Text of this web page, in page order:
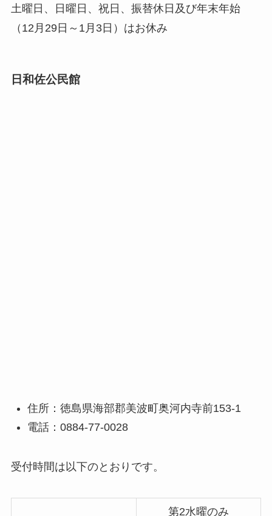
土曜日、日曜日、祝日、振替休日及び年末年始
（12月29日～1月3日）はお休み
日和佐公民館
住所：徳島県海部郡美波町奥河内寺前153-1
電話：0884-77-0028
受付時間は以下のとおりです。
第2水曜のみ